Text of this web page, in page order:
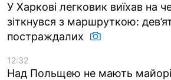
У Харкові легковик виїхав на
зіткнувся з маршруткою:
постраждалих
12:32
Над Польщею не мають